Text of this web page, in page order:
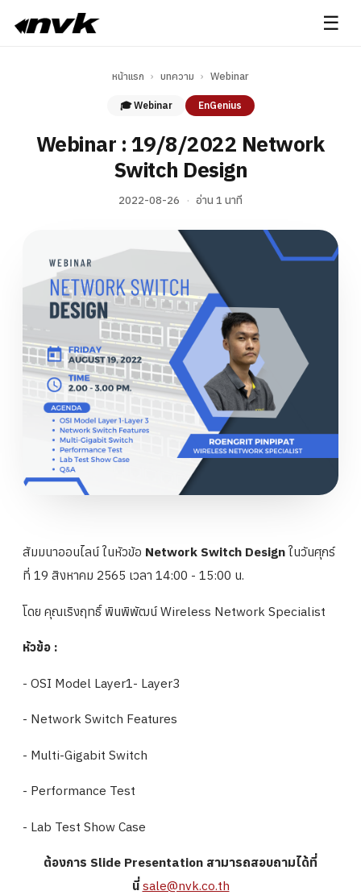
☰
หน้าแรก › บทความ › Webinar
🎓 Webinar EnGenius
Webinar : 19/8/2022 Network
Switch Design
2022-08-26 · อ่าน 1 นาที
สัมมนาออนไลน์ ในหัวข้อ Network Switch Design ในวันศุกร์
ที่ 19 สิงหาคม 2565 เวลา 14:00 - 15:00 น.
โดย คุณเริงฤทธิ์ พินพิพัฒน์ Wireless Network Specialist
หัวข้อ :
- OSI Model Layer1- Layer3
- Network Switch Features
- Multi-Gigabit Switch
- Performance Test
- Lab Test Show Case
ต้องการ Slide Presentation สามารถสอบถามได้ที่
นี่ sale@nvk.co.th